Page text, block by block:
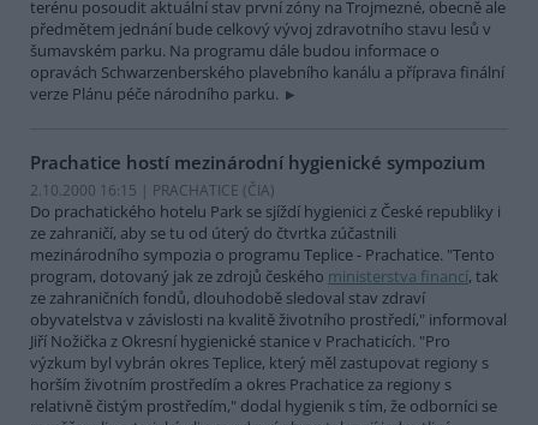
terénu posoudit aktuální stav první zóny na Trojmezné, obecně ale
předmětem jednání bude celkový vývoj zdravotního stavu lesů v
šumavském parku. Na programu dále budou informace o
opravách Schwarzenberského plavebního kanálu a příprava finální
verze Plánu péče národního parku.
Prachatice hostí mezinárodní hygienické sympozium
2.10.2000 16:15 | PRACHATICE (ČIA)
Do prachatického hotelu Park se sjíždí hygienici z České republiky i
ze zahraničí, aby se tu od úterý do čtvrtka zúčastnili
mezinárodního sympozia o programu Teplice - Prachatice. "Tento
program, dotovaný jak ze zdrojů českého ministerstva financí, tak
ze zahraničních fondů, dlouhodobě sledoval stav zdraví
obyvatelstva v závislosti na kvalitě životního prostředí," informoval
Jiří Nožička z Okresní hygienické stanice v Prachaticích. "Pro
výzkum byl vybrán okres Teplice, který měl zastupovat regiony s
horším životním prostředím a okres Prachatice za regiony s
relativně čistým prostředím," dodal hygienik s tím, že odborníci se